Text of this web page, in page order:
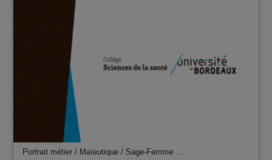
Portrait métier / Maïeutique / Sage-Femme …